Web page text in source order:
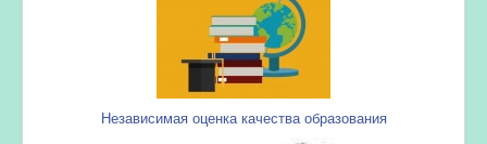
Независимая оценка качества образования